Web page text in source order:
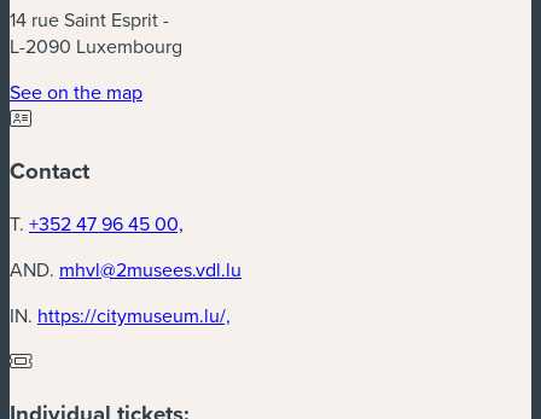
14 rue Saint Esprit -
L-2090 Luxembourg
See on the map(new window)
Contact
T. +352 47 96 45 00,
AND. mhvl@2musees.vdl.lu
IN. https://citymuseum.lu/,